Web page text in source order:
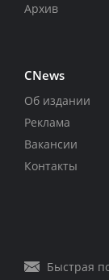
Архив
CNews
Об издании
Реклама
Вакансии
Контакты
Быстрая